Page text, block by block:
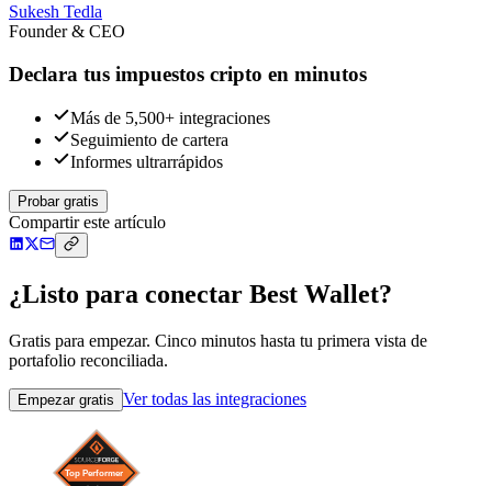
Sukesh Tedla
Founder & CEO
Declara tus impuestos cripto en minutos
Más de 5,500+ integraciones
Seguimiento de cartera
Informes ultrarrápidos
Probar gratis
Compartir este artículo
¿Listo para conectar Best Wallet?
Gratis para empezar. Cinco minutos hasta tu primera vista de
portafolio reconciliada.
Empezar gratis Ver todas las integraciones